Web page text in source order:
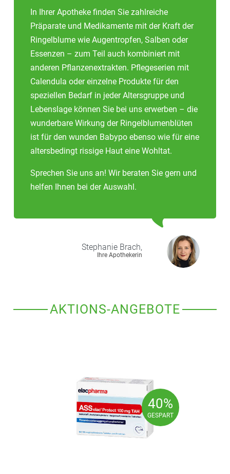
In Ihrer Apotheke finden Sie zahlreiche
Präparate und Medikamente mit der Kraft der
Ringelblume wie Augentropfen, Salben oder
Essenzen – zum Teil auch kombiniert mit
anderen Pflanzenextrakten. Pflegeserien mit
Calendula oder einzelne Produkte für den
speziellen Bedarf in jeder Altersgruppe und
Lebenslage können Sie bei uns erwerben – die
wunderbare Wirkung der Ringelblumenblüten
ist für den wunden Babypo ebenso wie für eine
altersbedingt rissige Haut eine Wohltat.
Sprechen Sie uns an! Wir beraten Sie gern und
helfen Ihnen bei der Auswahl.
Stephanie Brach,
Ihre Apothekerin
AKTIONS-ANGEBOTE
40%
GESPART
40%
GESPART